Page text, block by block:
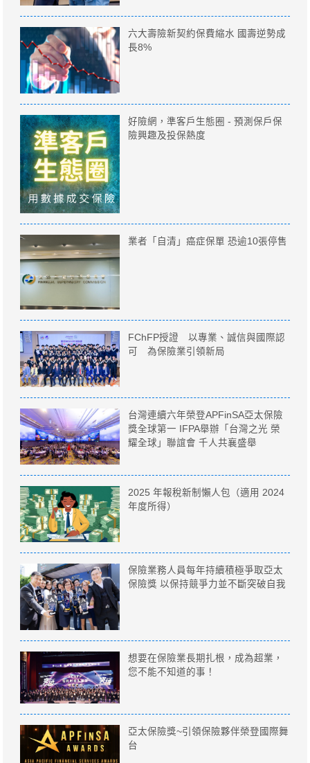
六大壽險新契約保費縮水 國壽逆勢成
長8%
好險網，準客戶生態圈 - 預測保戶保
險興趣及投保熱度
業者「自清」癌症保單 恐逾10張停售
FChFP授證 以專業、誠信與國際認
可 為保險業引領新局
台灣連續六年榮登APFinSA亞太保險
獎全球第一 IFPA舉辦「台灣之光 榮
耀全球」聯誼會 千人共襄盛舉
2025 年報稅新制懶人包（適用 2024
年度所得）
保險業務人員每年持續積極爭取亞太
保險獎 以保持競爭力並不斷突破自我
想要在保險業長期扎根，成為超業，
您不能不知道的事！
亞太保險獎~引領保險夥伴榮登國際舞
台